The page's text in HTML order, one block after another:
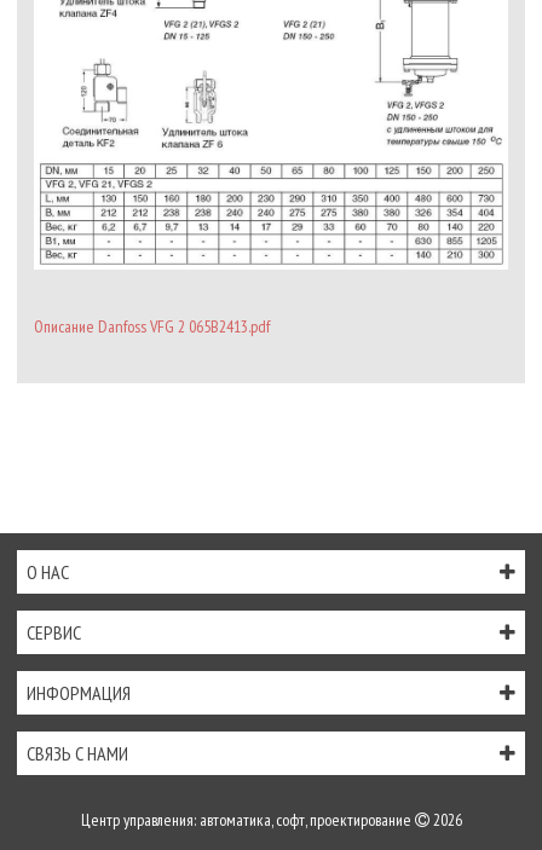
Описание Danfoss VFG 2 065B2413.pdf
О НАС
СЕРВИС
ИНФОРМАЦИЯ
СВЯЗЬ С НАМИ
Центр управления: автоматика, софт, проектирование 2026